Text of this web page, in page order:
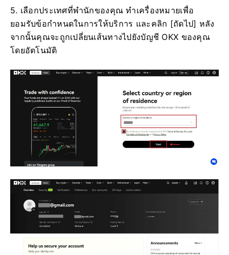
5. เลือกประเทศที่พำนักของคุณ ทำเครื่องหมายเพื่อ
ยอมรับข้อกำหนดในการให้บริการ และคลิก [ถัดไป] หลัง
จากนั้นคุณจะถูกเปลี่ยนเส้นทางไปยังบัญชี OKX ของคุณ
โดยอัตโนมัติ